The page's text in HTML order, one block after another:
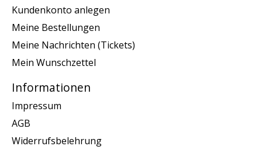
Kundenkonto anlegen
Meine Bestellungen
Meine Nachrichten (Tickets)
Mein Wunschzettel
Informationen
Impressum
AGB
Widerrufsbelehrung